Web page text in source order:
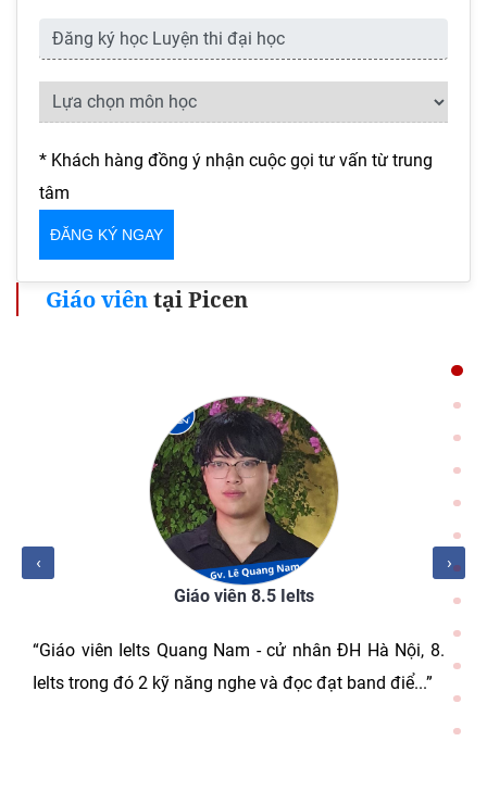
* Khách hàng đồng ý nhận cuộc gọi tư vấn từ trung
tâm
Giáo viêntại Picen
Giáo viên 8.5 Ielts
“Giáo viên Ielts Quang Nam - cử nhân ĐH Hà Nội, 8.5
Ielts trong đó 2 kỹ năng nghe và đọc đạt band điể...”
‹ ›